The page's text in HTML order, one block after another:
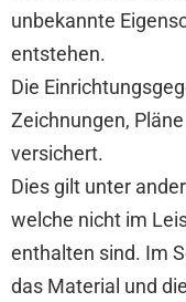
unbekannte
entstehen.
Die
Zeichnungen,
versichert.
Dies gilt unter
welche nicht im
enthalten sind. Im
das Material und